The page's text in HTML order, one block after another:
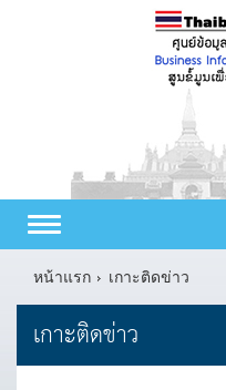
Toggle
navigation
หน้าแรก
เกาะติดข่าว
เกาะติดข่าว